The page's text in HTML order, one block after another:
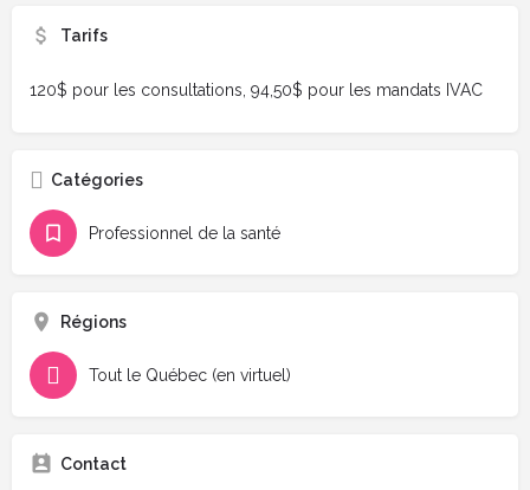
Tarifs
120$ pour les consultations, 94,50$ pour les mandats IVAC
Catégories
Professionnel de la santé
Régions
Tout le Québec (en virtuel)
Contact